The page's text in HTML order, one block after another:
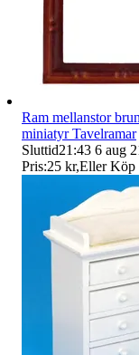
Ram mellanstor
miniatyr Tavelramar
Sluttid21:43 6 aug
Pris:25 kr,Eller Köp